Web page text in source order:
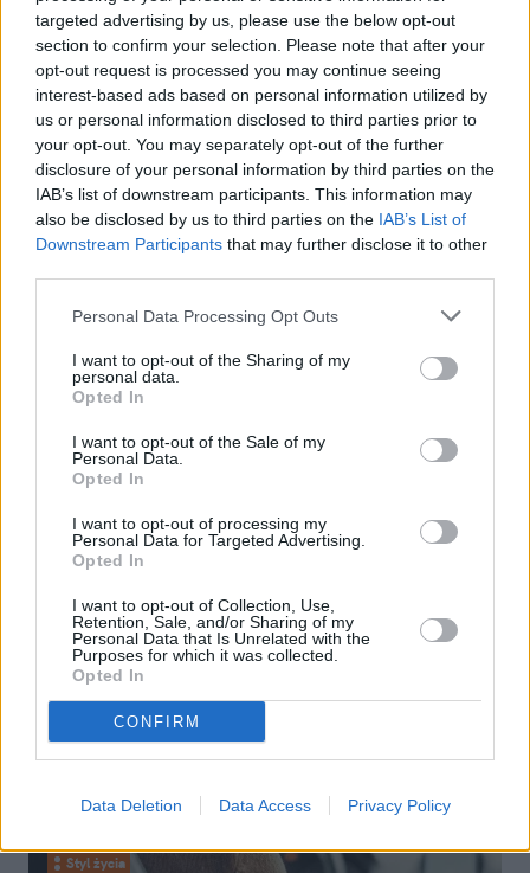
targeted advertising by us, please use the below opt-out
section to confirm your selection. Please note that after your
opt-out request is processed you may continue seeing
interest-based ads based on personal information utilized by
us or personal information disclosed to third parties prior to
your opt-out. You may separately opt-out of the further
disclosure of your personal information by third parties on the
IAB’s list of downstream participants. This information may
also be disclosed by us to third parties on the IAB’s List of
Downstream Participants that may further disclose it to other
Personal Data Processing Opt Outs
I want to opt-out of the Sharing of my
personal data.
Opted In
I want to opt-out of the Sale of my
Personal Data.
Opted In
I want to opt-out of processing my
Personal Data for Targeted Advertising.
Opted In
I want to opt-out of Collection, Use,
Retention, Sale, and/or Sharing of my
Personal Data that Is Unrelated with the
Purposes for which it was collected.
Opted In
CONFIRM
Data Deletion Data Access Privacy Policy
04 listopada 2021, 10:21
Jechałam 20 minut między dwiema
stacjami. W metrze powstał zator
przez pozostawiony plecak
Styl życia